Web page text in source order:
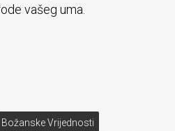
vašeg uma.
Božanske Vrijednosti